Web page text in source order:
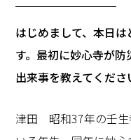
―――はじめまして、本
す。最初に妙心寺が
出来事を教えてくださ
津田 昭和37年の壬生